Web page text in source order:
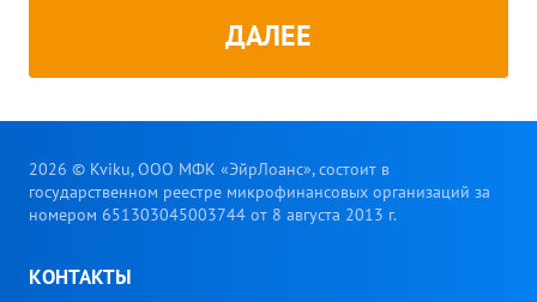
ДАЛЕЕ
2026 © Kviku, ООО МФК «ЭйрЛоанс», состоит в
государственном реестре микрофинансовых организаций за
номером 651303045003744 от 8 августа 2013 г.
КОНТАКТЫ